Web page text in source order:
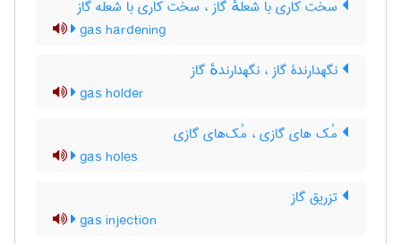
سخت کاری با شعلهٔ گاز ، سخت کاری با شعله گاز
gas hardening
نگهدارندۀ گاز ، نگهدارندهٔ گاز
gas holder
مُک های گازی ، مُک‌های گازی
gas holes
تزریق گاز
gas injection